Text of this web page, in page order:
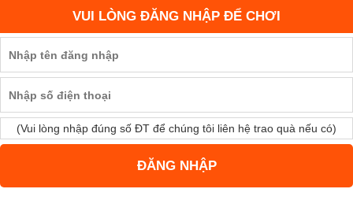
VUI LÒNG ĐĂNG NHẬP ĐỂ CHƠI
(Vui lòng nhập đúng số ĐT để chúng tôi liên hệ trao quà nếu có)
ĐĂNG NHẬP